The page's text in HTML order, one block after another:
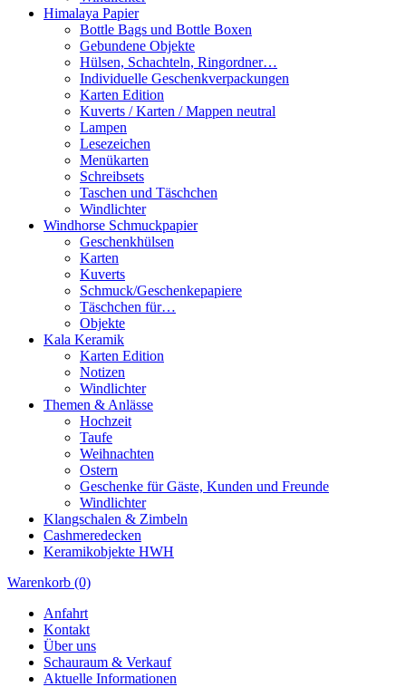
Himalaya Papier
Bottle Bags und Bottle Boxen
Gebundene Objekte
Hülsen, Schachteln, Ringordner…
Individuelle Geschenkverpackungen
Karten Edition
Kuverts / Karten / Mappen neutral
Lampen
Lesezeichen
Menükarten
Schreibsets
Taschen und Täschchen
Windlichter
Windhorse Schmuckpapier
Geschenkhülsen
Karten
Kuverts
Schmuck/Geschenkepapiere
Täschchen für…
Objekte
Kala Keramik
Karten Edition
Notizen
Windlichter
Themen & Anlässe
Hochzeit
Taufe
Weihnachten
Ostern
Geschenke für Gäste, Kunden und Freunde
Windlichter
Klangschalen & Zimbeln
Cashmeredecken
Keramikobjekte HWH
Warenkorb (0)
Anfahrt
Kontakt
Über uns
Schauraum & Verkauf
Aktuelle Informationen